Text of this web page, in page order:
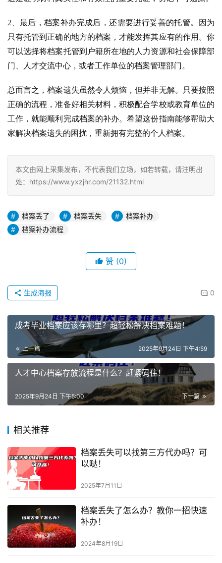
2、最后，档案补办完成后，还需要进行妥善的托管。因为
只有托管到正确的地方的档案，才能发挥其应有的作用。你
可以选择将档案托管到户籍所在地的人力资源和社会保障部
门、人才交流中心，或者工作单位的档案管理部门。
总而言之，档案遗失虽然令人烦恼，但并非无解。只要按照
正确的流程，准备好相关材料，积极配合学校或教育单位的
工作，就能顺利完成档案的补办。希望这份指南能够帮助大
家解决档案遗失的困扰，重新拥有完整的个人档案。
本文由网上采集发布，不代表我们立场，如若转载，请注明出
处：https://www.yxzjhr.com/21132.html
档案丢了 档案丢失
档案补办
档案补办流程
赞 (0)
0
生成海报
成考毕业档案应该存哪里？超轻松解决档案难题！
上一篇 2025年9月24日 下午4:59
人才中心档案存放流程是什么？赶紧码住！
下一篇
2025年9月24日 下午5:00
相关推荐
档案丢失可以找第三方代办吗？可
以哒！
2025年7月11日
档案丢失了怎么办？教你一招快速
补办！
2024年8月19日